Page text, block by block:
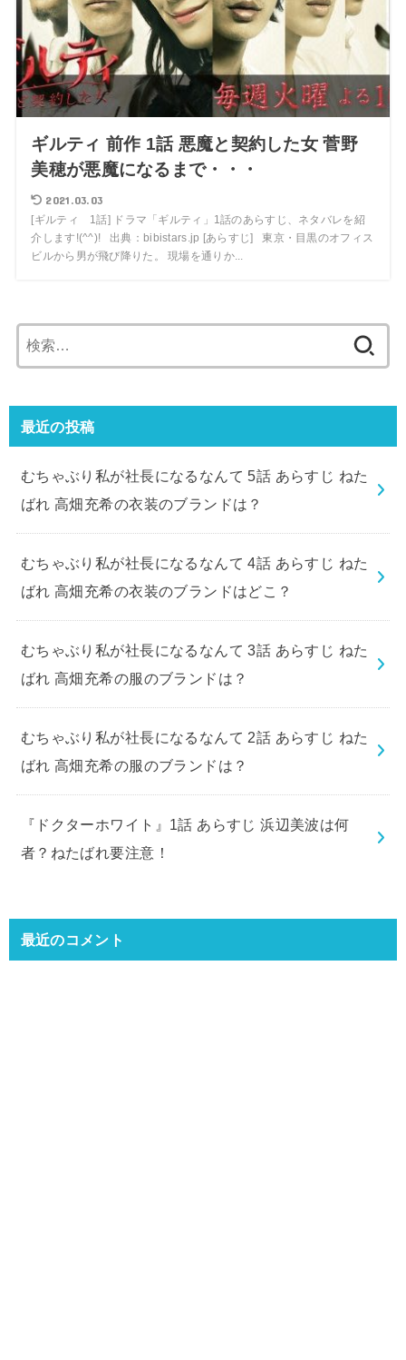
ギルティ 前作 1話 悪魔と契約した女 菅野
美穂が悪魔になるまで・・・
2021.03.03
[ギルティ 1話] ドラマ「ギルティ」1話のあらすじ、ネタバレを紹
介します!(^^)! 出典：bibistars.jp [あらすじ] 東京・目黒のオフィス
ビルから男が飛び降りた。 現場を通りか...
索:
最近の投稿
むちゃぶり私が社長になるなんて 5話 あらすじ ねた
ばれ 高畑充希の衣装のブランドは？
むちゃぶり私が社長になるなんて 4話 あらすじ ねた
ばれ 高畑充希の衣装のブランドはどこ？
むちゃぶり私が社長になるなんて 3話 あらすじ ねた
ばれ 高畑充希の服のブランドは？
むちゃぶり私が社長になるなんて 2話 あらすじ ねた
ばれ 高畑充希の服のブランドは？
『ドクターホワイト』1話 あらすじ 浜辺美波は何
者？ねたばれ要注意！
最近のコメント